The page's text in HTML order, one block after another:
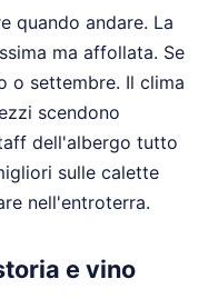
quando andare. La
ma affollata. Se
o settembre. Il clima
scendono
dell'albergo tutto
sulle calette
nell'entroterra.
e vino